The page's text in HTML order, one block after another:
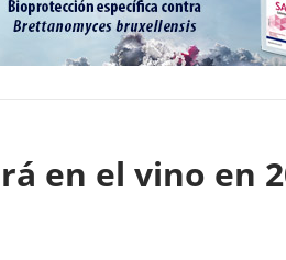
en el vino en